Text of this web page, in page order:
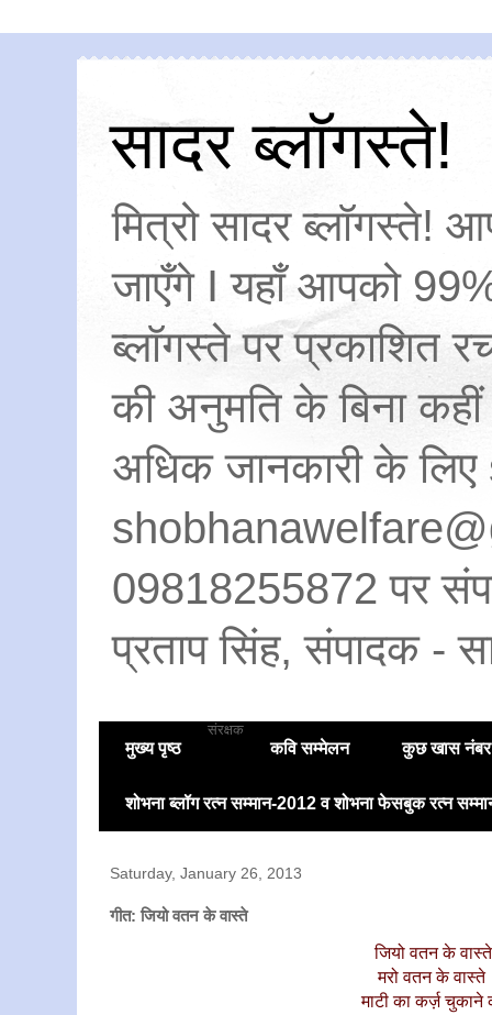
सादर ब्लॉगस्ते!
मित्रो सादर ब्लॉगस्ते!
जाएँगे I यहाँ आपको
ब्लॉगस्ते पर प्रकाशित
की अनुमति के बिना
अधिक जानकारी के लिए
09818255872 पर
प्रताप सिंह, संपादक -
मुख्य पृष्ठ
संरक्षक
कवि सम्मेलन कुछ खास नंबर
शोभना ब्लॉग रत्न सम्मान-2012 व शोभना फेसबुक रत्न
Saturday, January 26, 2013
गीत: जियो वतन के वास्ते
जियो वतन के वास्ते
मरो वतन के वास्ते
माटी का कर्ज़ चुकाने